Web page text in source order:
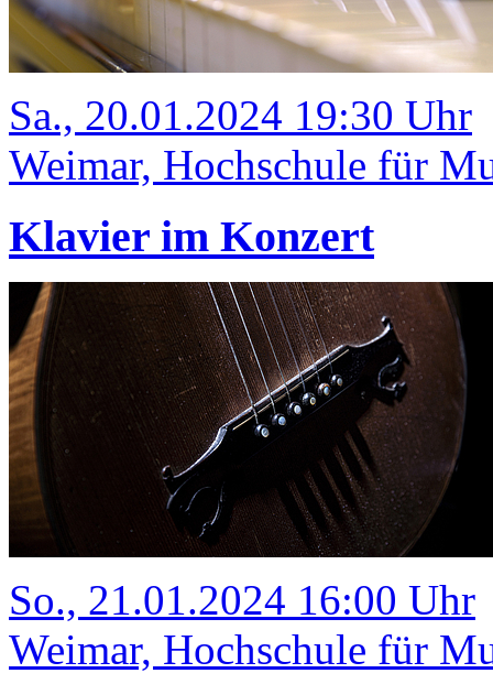
Sa., 20.01.2024 19:30 Uhr
Weimar, Hochschule für
Klavier im Konzert
So., 21.01.2024 16:00 Uhr
Weimar, Hochschule für